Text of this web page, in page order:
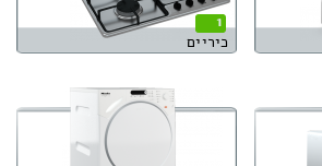
1
כיריים